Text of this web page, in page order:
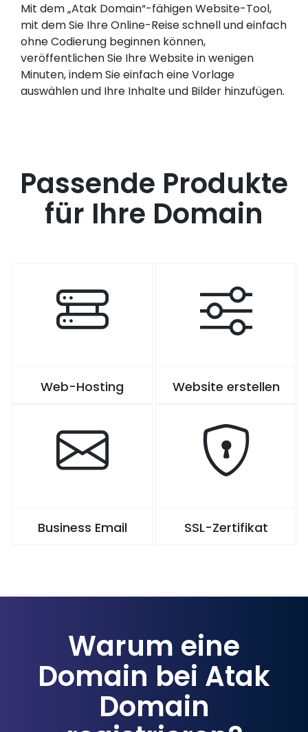
Mit dem „Atak Domain“-fähigen Website-Tool,
mit dem Sie Ihre Online-Reise schnell und einfach
ohne Codierung beginnen können,
veröffentlichen Sie Ihre Website in wenigen
Minuten, indem Sie einfach eine Vorlage
auswählen und Ihre Inhalte und Bilder hinzufügen.
Passende Produkte
für Ihre Domain
Web-Hosting Website erstellen
Business Email SSL-Zertifikat
Warum eine
Domain bei Atak
Domain